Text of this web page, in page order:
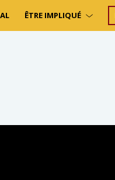
ÊTRE IMPLIQUÉ